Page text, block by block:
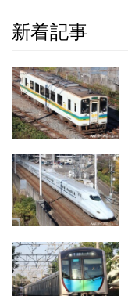
新着記事